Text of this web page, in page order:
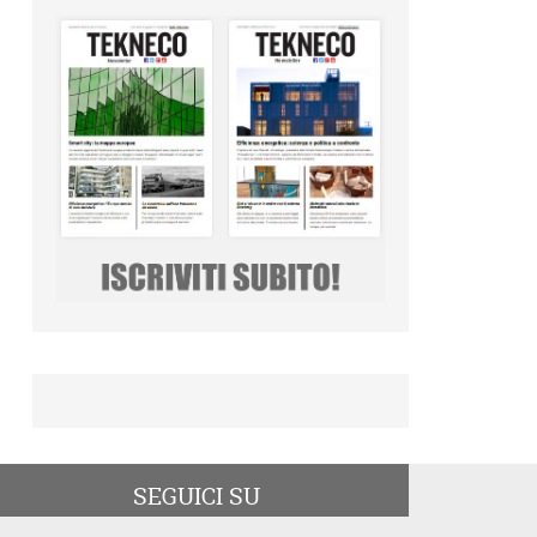
SEGUICI SU